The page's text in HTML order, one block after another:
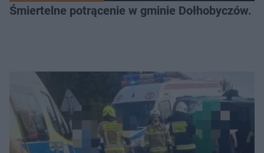
Śmiertelne potrącenie w gminie Dołhobyczów.